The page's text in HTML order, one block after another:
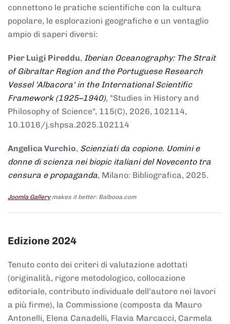
connettono le pratiche scientifiche con la cultura
popolare, le esplorazioni geografiche e un ventaglio
ampio di saperi diversi:
Pier Luigi Pireddu, Iberian Oceanography: The Strait
of Gibraltar Region and the Portuguese Research
Vessel 'Albacora' in the International Scientific
Framework (1925–1940), "Studies in History and
Philosophy of Science", 115(C), 2026, 102114,
10.1016/j.shpsa.2025.102114
Angelica Vurchio, Scienziati da copione. Uomini e
donne di scienza nei biopic italiani del Novecento tra
censura e propaganda, Milano: Bibliografica, 2025.
Joomla Gallerymakes it better. Balbooa.com
Edizione 2024
Tenuto conto dei criteri di valutazione adottati
(originalità, rigore metodologico, collocazione
editoriale, contributo individuale dell'autore nei lavori
a più firme), la Commissione (composta da Mauro
Antonelli, Elena Canadelli, Flavia Marcacci, Carmela